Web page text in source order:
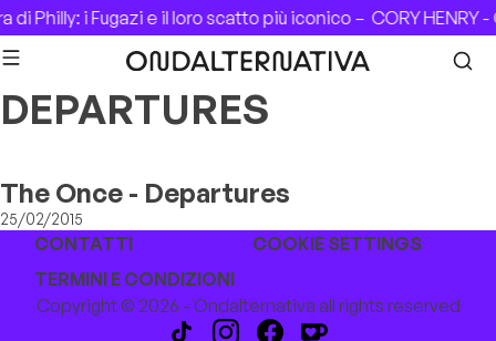
Skip to content
di Philly: i Fugazi e il loro scatto più iconico – CORY HENRY
DEPARTURES
The Once - Departures
25/02/2015
CONTATTI
COOKIE SETTINGS
TERMINI E CONDIZIONI
Copyright © 2026 - Ondalternativa all rights reserved